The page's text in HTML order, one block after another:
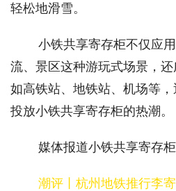
轻松地滑雪。
小铁共享寄存柜不仅应
流、景区这种游玩式场景，还
如高铁站、地铁站、机场等
投放小铁共享寄存柜的热潮。
媒体报道小铁共享寄存
潮评丨杭州地铁推行李